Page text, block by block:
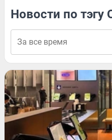
Новости по